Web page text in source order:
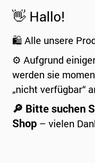
👋 Hallo!
🛍️ Alle unsere
⚙️ Aufgrund
werden sie
„nicht verfügbar“
🔎 Bitte suchen
Shop – vielen